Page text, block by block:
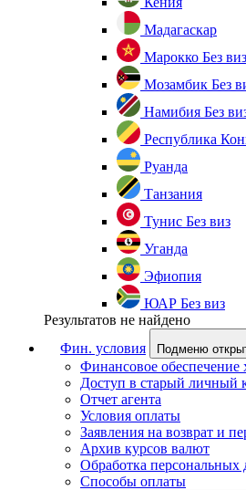
Мадагаскар
Марокко Без виз
Мозамбик Без
Намибия Без
Республика
Руанда
Танзания
Тунис Без виз
Уганда
Эфиопия
ЮАР Без виз
Результатов не найдено
Фин. условия
Подменю
Финансовое обеспечение
Доступ в старый личный
Отчет агента
Условия оплаты
Заявления на возврат и
Архив курсов валют
Обработка персональных
Способы оплаты